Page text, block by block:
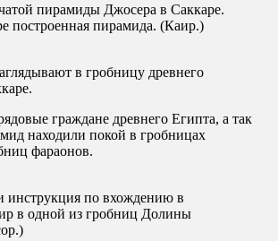
пирамиды Джосера в Саккаре.
построенная пирамида. (Каир.)
в гробницу древнего
граждане древнего Египта, а так
находили покой в гробницах
фараонов.
инструкция по вхождению в
в одной из гробниц Долины